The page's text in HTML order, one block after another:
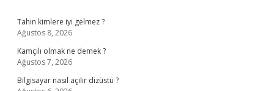
Tahin kimlere iyi gelmez ?
Ağustos 8, 2026
Kamçılı olmak ne demek ?
Ağustos 7, 2026
Bilgisayar nasıl açılır dizüstü ?